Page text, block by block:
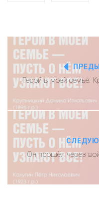
Герой в моей семье:
Он прошёл через